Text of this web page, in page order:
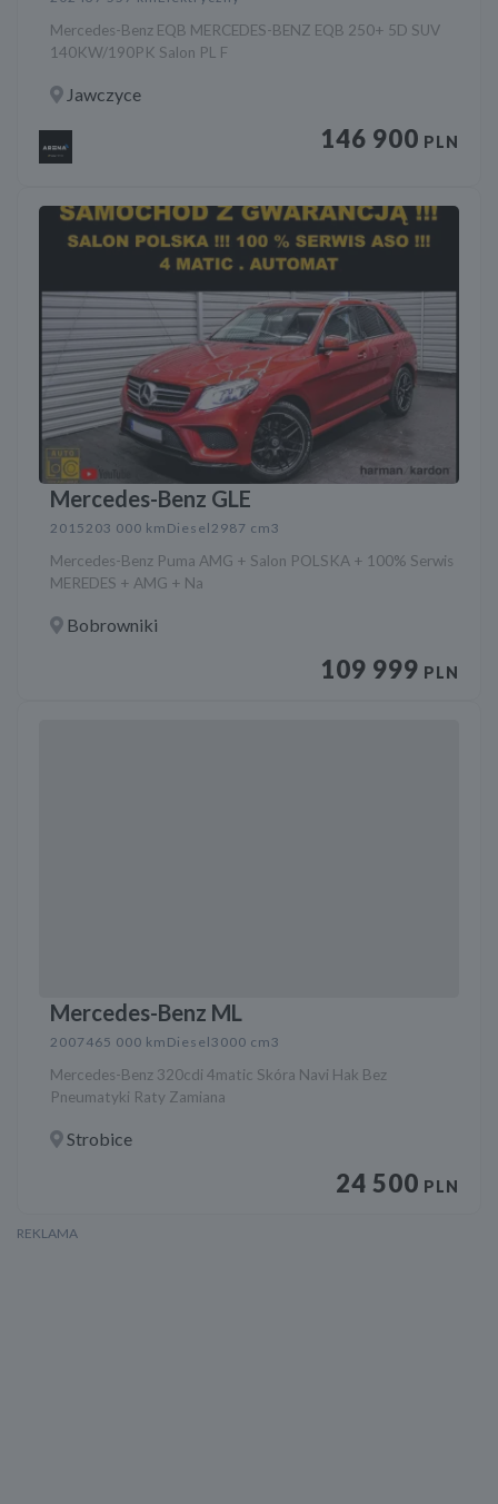
Mercedes-Benz EQB MERCEDES-BENZ EQB 250+ 5D SUV
140KW/190PK Salon PL F
Jawczyce
146 900 PLN
Mercedes-Benz GLE
2015203 000 km Diesel2987 cm3
Mercedes-Benz Puma AMG + Salon POLSKA + 100% Serwis
MEREDES + AMG + Na
Bobrowniki
109 999 PLN
Mercedes-Benz ML
2007465 000 km Diesel3000 cm3
Mercedes-Benz 320cdi 4matic Skóra Navi Hak Bez
Pneumatyki Raty Zamiana
Strobice
24 500 PLN